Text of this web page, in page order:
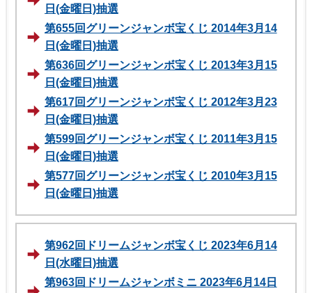
日(金曜日)抽選
第655回グリーンジャンボ宝くじ 2014年3月14
日(金曜日)抽選
第636回グリーンジャンボ宝くじ 2013年3月15
日(金曜日)抽選
第617回グリーンジャンボ宝くじ 2012年3月23
日(金曜日)抽選
第599回グリーンジャンボ宝くじ 2011年3月15
日(金曜日)抽選
第577回グリーンジャンボ宝くじ 2010年3月15
日(金曜日)抽選
第962回ドリームジャンボ宝くじ 2023年6月14
日(水曜日)抽選
第963回ドリームジャンボミニ 2023年6月14日